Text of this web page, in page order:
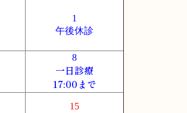
1
午後休診
8
一日診療
17:00まで
15